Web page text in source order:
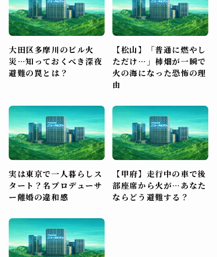
大田区多摩川のビル火
災…知っておくべき深夜
避難の罠とは？
【松山】「普通に燃やし
ただけ…」柿畑が一瞬で
火の海になった恐怖の理
由
実は東京で一人暮らしス
タート？名プロデューサ
ー離婚の違和感
【甲府】走行中の車で後
部座席から火が…あなた
ならどう避難する？